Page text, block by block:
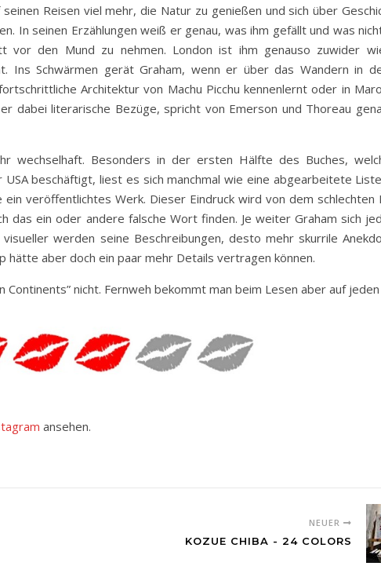
Reisen viel mehr, die Natur zu genießen und sich über
In seinen Erzählungen weiß er genau, was ihm gefällt und was
vor den Mund zu nehmen. London ist ihm genauso zuwider
Ins Schwärmen gerät Graham, wenn er über das Wandern in
Architektur von Machu Picchu kennenlernt oder in
dabei literarische Bezüge, spricht von Emerson und Thoreau
wechselhaft. Besonders in der ersten Hälfte des Buches,
beschäftigt, liest es sich manchmal wie eine abgearbeitete
veröffentlichtes Werk. Dieser Eindruck wird von dem schlechten
das ein oder andere falsche Wort finden. Je weiter Graham sich
werden seine Beschreibungen, desto mehr skurrile
hätte aber doch ein paar mehr Details vertragen können.
Continents” nicht. Fernweh bekommt man beim Lesen aber auf jeden
ansehen.
NEUER
KOZUE CHIBA - 24 COLORS